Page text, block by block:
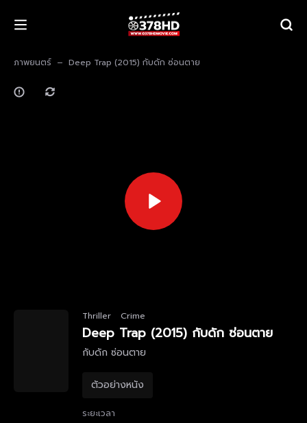
ภาพยนตร์ Deep Trap (2015) กับดัก ซ่อนตาย
Thriller Crime
Deep Trap (2015) กับดัก ซ่อนตาย
กับดัก ซ่อนตาย
ตัวอย่างหนัง
ระยะเวลา